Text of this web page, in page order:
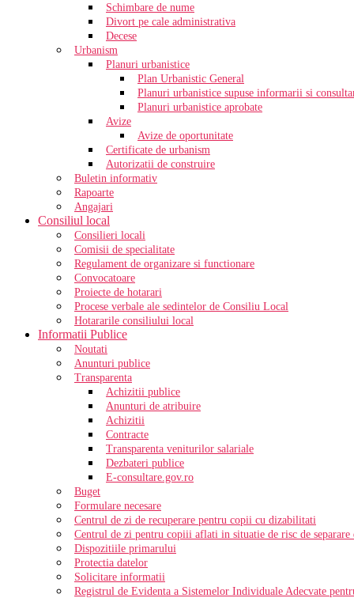
Schimbare de nume
Divort pe cale administrativa
Decese
Urbanism
Planuri urbanistice
Plan Urbanistic General
Planuri urbanistice supuse informarii si
Planuri urbanistice aprobate
Avize
Avize de oportunitate
Certificate de urbanism
Autorizatii de construire
Buletin informativ
Rapoarte
Angajari
Consiliul local
Consilieri locali
Comisii de specialitate
Regulament de organizare si functionare
Convocatoare
Proiecte de hotarari
Procese verbale ale sedintelor de Consiliu Local
Hotararile consiliului local
Informatii Publice
Noutati
Anunturi publice
Transparenta
Achizitii publice
Anunturi de atribuire
Achizitii
Contracte
Transparenta veniturilor salariale
Dezbateri publice
E-consultare.gov.ro
Buget
Formulare necesare
Centrul de zi de recuperare pentru copii cu dizabilitati
Centrul de zi pentru copiii aflati in situatie de risc de separare
Dispozitiile primarului
Protectia datelor
Solicitare informatii
Registrul de Evidenta a Sistemelor Individuale Adecvate